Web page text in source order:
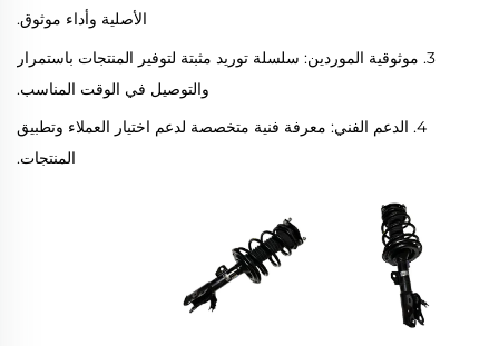
الأصلية وأداء موثوق.
3. موثوقية الموردين: سلسلة توريد مثبتة لتوفير المنتجات باستمرار
والتوصيل في الوقت المناسب.
4. الدعم الفني: معرفة فنية متخصصة لدعم اختيار العملاء وتطبيق
المنتجات.